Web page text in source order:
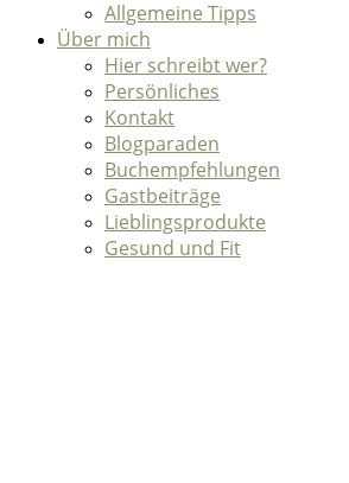
Allgemeine Tipps
Über mich
Hier schreibt wer?
Persönliches
Kontakt
Blogparaden
Buchempfehlungen
Gastbeiträge
Lieblingsprodukte
Gesund und Fit